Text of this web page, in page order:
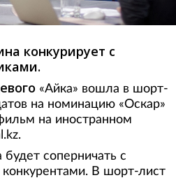
конкурирует с
«Айка» вошла в шорт-
на номинацию «Оскар»
на иностранном
будет соперничать с
В шорт-лист